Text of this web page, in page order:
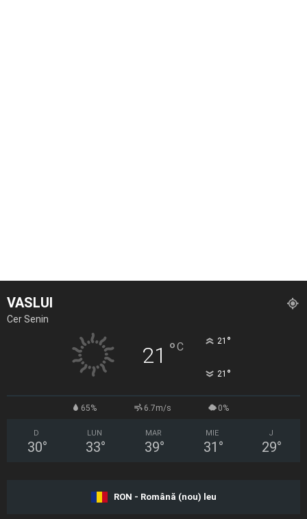
VASLUI
Cer Senin
21 °C 21 °
21 °
65% 6.7m/s 0%
D
30°
LUN
33°
MAR
39°
MIE
31 °
J
29°
RON - Română (nou) leu